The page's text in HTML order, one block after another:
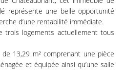
représente une belle opportunité
d’une rentabilité immédiate.
trois logements actuellement tous
de 13,29 m² comprenant une pièce
et équipée ainsi qu’une salle